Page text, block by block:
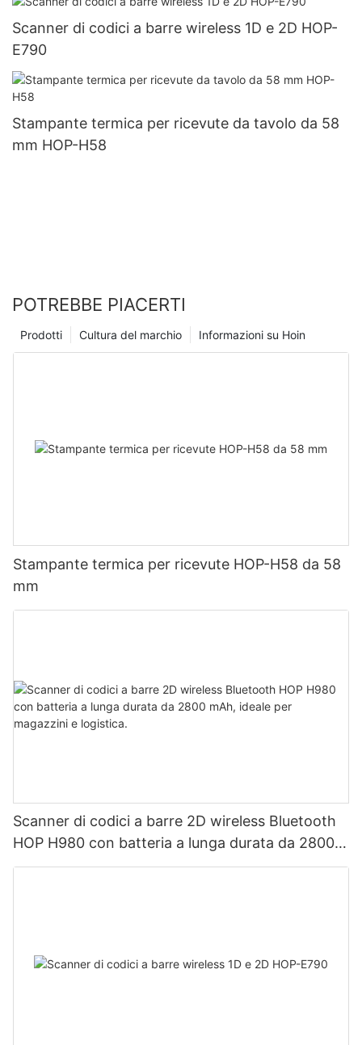
Scanner di codici a barre wireless 1D e 2D HOP-
E790
Stampante termica per ricevute da tavolo da 58
mm HOP-H58
POTREBBE PIACERTI
Informazioni su Hoin
Cultura del marchio
Prodotti
Stampante termica per ricevute HOP-H58 da 58
mm
Scanner di codici a barre 2D wireless Bluetooth
HOP H980 con batteria a lunga durata da 2800
mAh, ideale per magazzini e logistica.